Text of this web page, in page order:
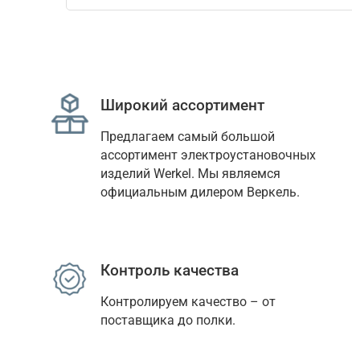
Широкий ассортимент
Предлагаем самый большой
ассортимент электроустановочных
изделий Werkel. Мы являемся
официальным дилером Веркель.
Контроль качества
Контролируем качество – от
поставщика до полки.